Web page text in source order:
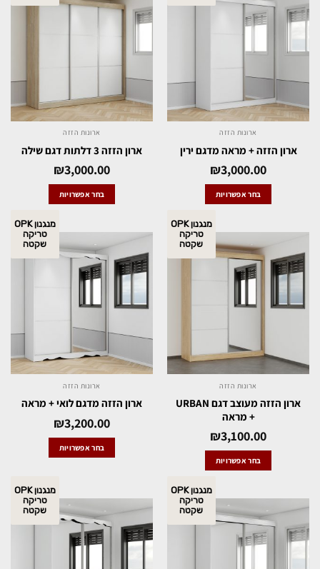
ארונות הזזה
ארון הזזה + מראה מדגם ירין
₪3,000.00
בחר אפשרויות
ארונות הזזה
ארון הזזה 3 דלתות דגם שילה
₪3,000.00
בחר אפשרויות
מנגנון OPK
טריקה
שקטה
ארונות הזזה
ארון הזזה מעוצב דגם URBAN
+ מראה
₪3,100.00
בחר אפשרויות
מנגנון OPK
טריקה
שקטה
ארונות הזזה
ארון הזזה מדגם לואי + מראה
₪3,200.00
בחר אפשרויות
מנגנון OPK
טריקה
שקטה
מנגנון OPK
טריקה
שקטה